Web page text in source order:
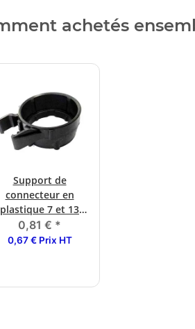
achetés
Support de
connecteur en
plastique 7 et 13
pôles. prise de
courant
0,81 € *
0,67 € Prix HT